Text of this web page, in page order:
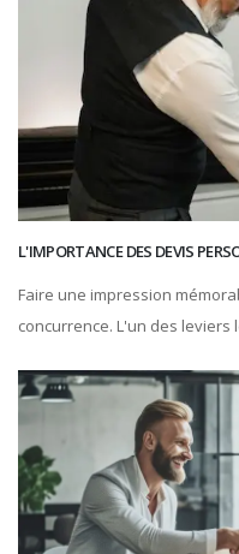
L'IMPORTANCE DES DEVIS
Faire une impression
concurrence. L'un des leviers